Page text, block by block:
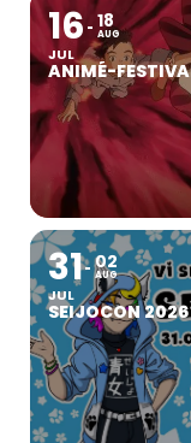
16
JUL
18
AUG
ANIMÉ-
31
JUL
02
AUG
SEIJOCON 2026